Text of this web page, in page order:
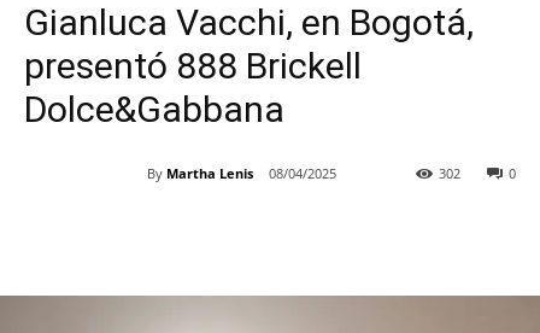
Gianluca Vacchi, en Bogotá,
presentó 888 Brickell
Dolce&Gabbana
By Martha Lenis 08/04/2025 0
302